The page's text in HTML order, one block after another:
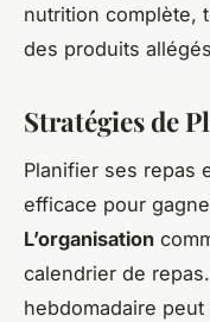
nutrition complète,
des produits
Stratégies de
Planifier ses repas
efficace pour
L’organisation
calendrier de
hebdomadaire